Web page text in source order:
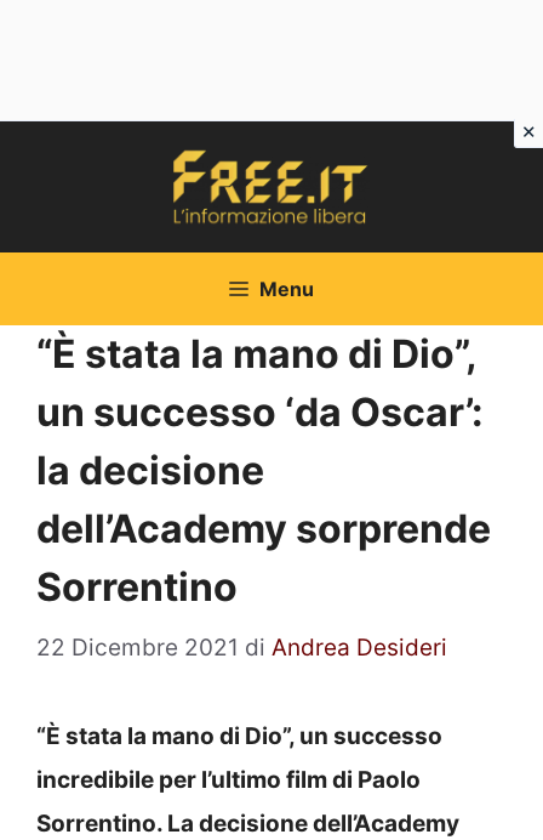
Menu
“È stata la mano di Dio”,
un successo ‘da Oscar’:
la decisione
dell’Academy sorprende
Sorrentino
22 Dicembre 2021 di Andrea Desideri
“È stata la mano di Dio”, un successo
incredibile per l’ultimo film di Paolo
Sorrentino. La decisione dell’Academy